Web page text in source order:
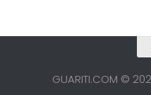
GUARITI.COM ©